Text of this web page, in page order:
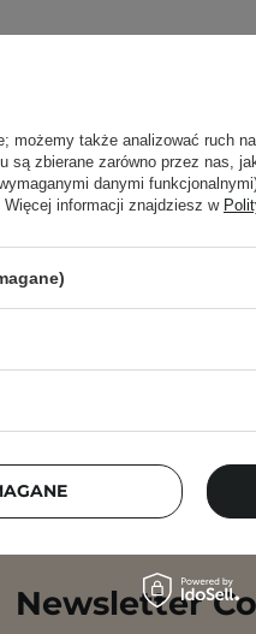
Newsletter
możemy także analizować ruch
są zbierane zarówno przez nas,
danymi
informacji znajdziesz w